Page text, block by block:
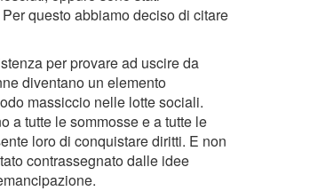
questo abbiamo deciso di citare
per provare ad uscire da
diventano un elemento
massiccio nelle lotte sociali.
a tutte le sommosse e a tutte le
loro di conquistare diritti. E non
contrassegnato dalle idee